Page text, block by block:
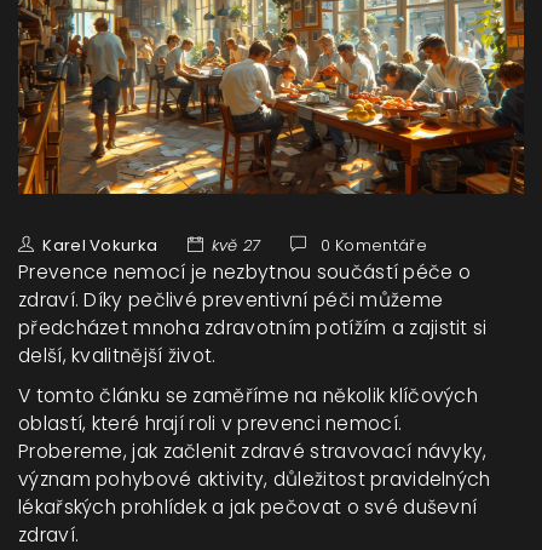
Karel Vokurka kvě 27 0 Komentáře
Prevence nemocí je nezbytnou součástí péče o
zdraví. Díky pečlivé preventivní péči můžeme
předcházet mnoha zdravotním potížím a zajistit si
delší, kvalitnější život.
V tomto článku se zaměříme na několik klíčových
oblastí, které hrají roli v prevenci nemocí.
Probereme, jak začlenit zdravé stravovací návyky,
význam pohybové aktivity, důležitost pravidelných
lékařských prohlídek a jak pečovat o své duševní
zdraví.